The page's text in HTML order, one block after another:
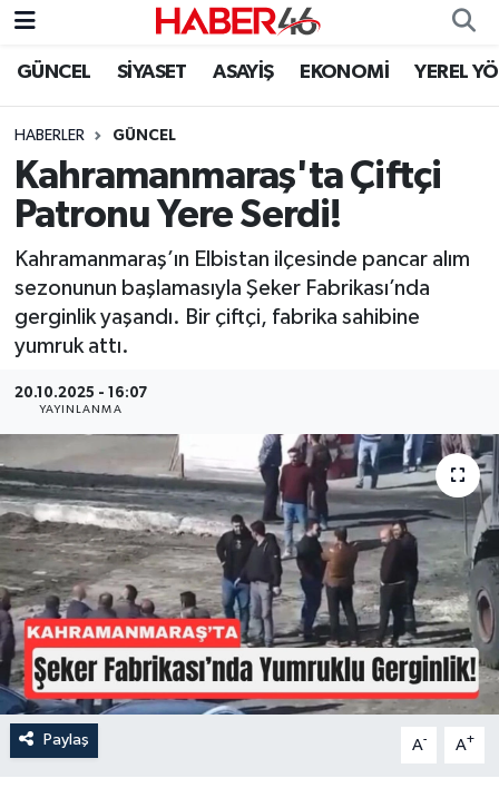
GÜNCEL SİYASET ASAYİŞ EKONOMİ YEREL
HABERLER GÜNCEL
Kahramanmaraş'ta Çiftçi
Patronu Yere Serdi!
Kahramanmaraş’ın Elbistan ilçesinde pancar alım
sezonunun başlamasıyla Şeker Fabrikası’nda
gerginlik yaşandı. Bir çiftçi, fabrika sahibine
yumruk attı.
20.10.2025 - 16:07
YAYINLANMA
Paylaş A- A+
GÜNCEL
SİYASET
EKONOMİ
SPOR
YAŞAM
EĞİTİM
İLÇE HABERLERİ
KÜLTÜR-SANAT
KSÜ
DÜNYA
Nöbetçi Eczaneler
Hava Durumu
Kahramanmaraş Namaz Vakitleri
Trafik Durumu
Süper Lig Puan Durumu ve Fikstür
Haber Arşivi